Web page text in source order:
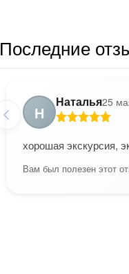
Последние
Н
Наталья25
хорошая экскурсия,
Вам был полезен этот